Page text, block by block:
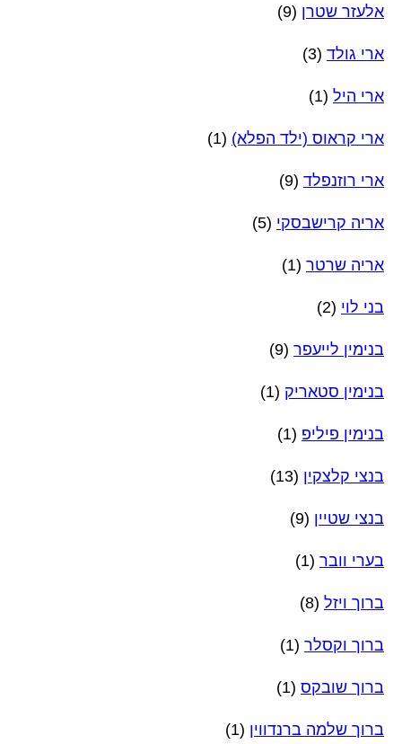
אלעזר שטרן (9)
ארי גולד (3)
ארי היל (1)
ארי קראוס (ילד הפלא) (1)
ארי רוזנפלד (9)
אריה קרישבסקי (5)
אריה שרטר (1)
בני לוי (2)
בנימין לייעפר (9)
בנימין סטאריק (1)
בנימין פיליפ (1)
בנצי קלצקין (13)
בנצי שטיין (9)
בערי וובר (1)
ברוך ויזל (8)
ברוך וקסלר (1)
ברוך שובקס (1)
ברוך שלמה ברנדווין (1)